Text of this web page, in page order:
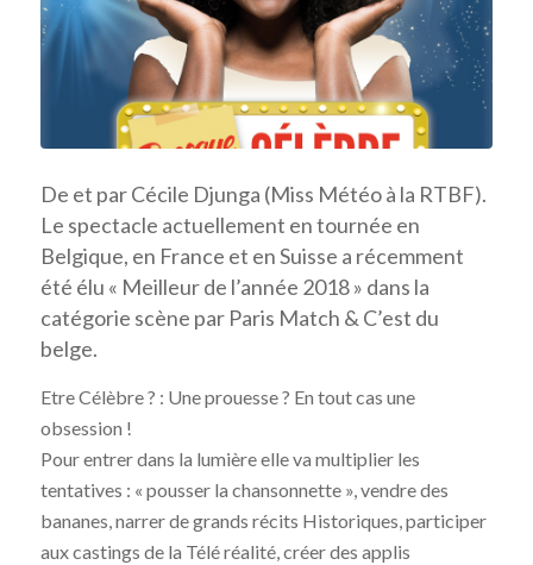
De et par Cécile Djunga (Miss Météo à la RTBF).
Le spectacle actuellement en tournée en
Belgique, en France et en Suisse a récemment
été élu « Meilleur de l’année 2018 » dans la
catégorie scène par Paris Match & C’est du
belge.
Etre Célèbre ? : Une prouesse ? En tout cas une
obsession !
Pour entrer dans la lumière elle va multiplier les
tentatives : « pousser la chansonnette », vendre des
bananes, narrer de grands récits Historiques, participer
aux castings de la Télé réalité, créer des applis